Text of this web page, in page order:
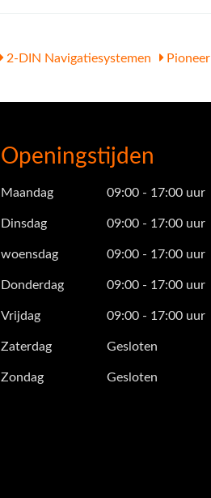
2-DIN Navigatiesystemen Pioneer
Openingstijden
Maandag 09:00 - 17:00 uur
Dinsdag 09:00 - 17:00 uur
woensdag 09:00 - 17:00 uur
Donderdag 09:00 - 17:00 uur
Vrijdag 09:00 - 17:00 uur
Zaterdag Gesloten
Zondag Gesloten